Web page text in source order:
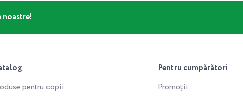
pentru copii
Pentru cumpărători
Promoții